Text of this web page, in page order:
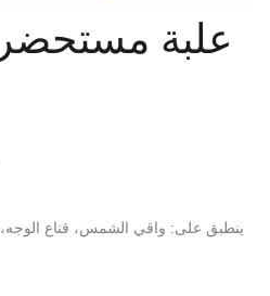
علبة
ينطبق على: واقي الشمس، قناع الوجه،